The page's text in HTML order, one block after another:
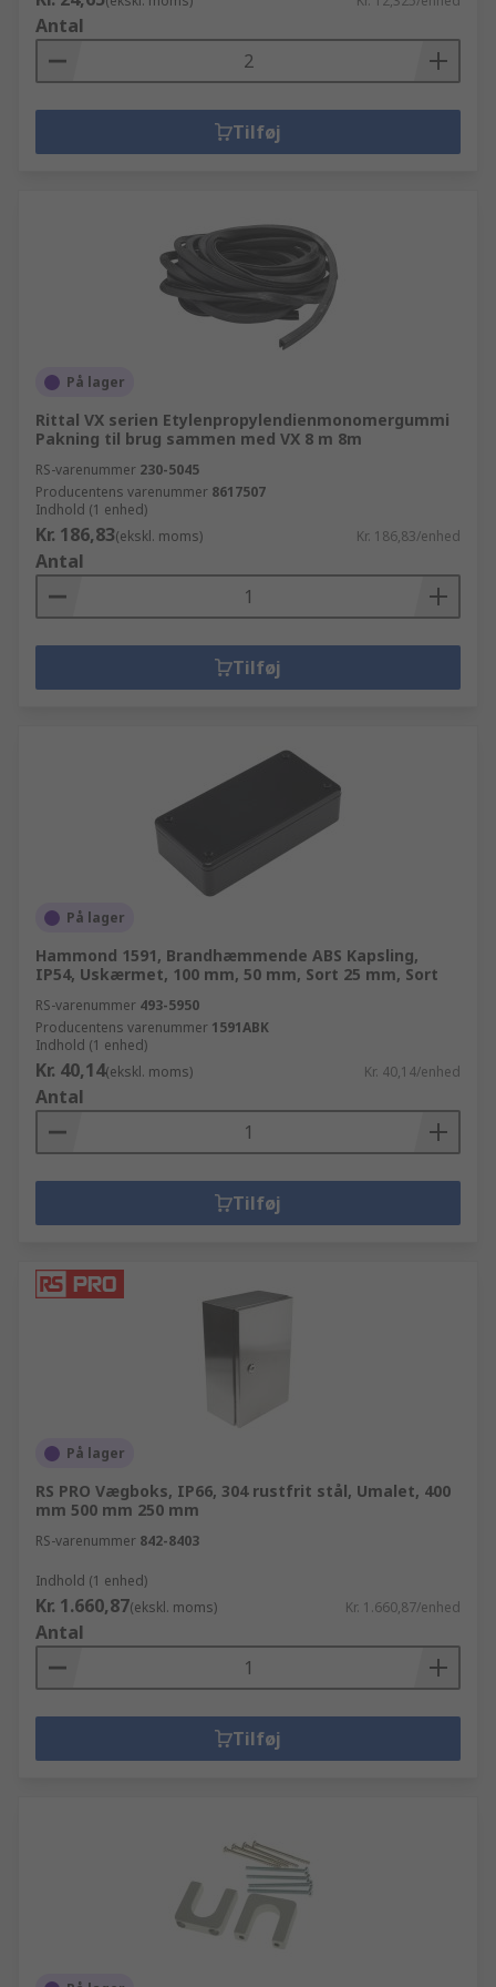
Antal
Tilføj
På lager
Rittal VX serien Etylenpropylendienmonomergummi
Pakning til brug sammen med VX 8 m 8m
RS-varenummer 230-5045
Producentens varenummer 8617507
Indhold (1 enhed)
Kr. 186,83(ekskl. moms) Kr. 186,83/enhed
Antal
Tilføj
På lager
Hammond 1591, Brandhæmmende ABS Kapsling,
IP54, Uskærmet, 100 mm, 50 mm, Sort 25 mm, Sort
RS-varenummer 493-5950
Producentens varenummer 1591ABK
Indhold (1 enhed)
Kr. 40,14(ekskl. moms) Kr. 40,14/enhed
Antal
Tilføj
På lager
RS PRO Vægboks, IP66, 304 rustfrit stål, Umalet, 400
mm 500 mm 250 mm
RS-varenummer 842-8403
Indhold (1 enhed)
Kr. 1.660,87(ekskl. moms) Kr. 1.660,87/enhed
Antal
Tilføj